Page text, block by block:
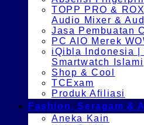
TOPP PRO &
Audio Mixer &
Jasa Pembuatan
PC AIO Merek
iQibla Indonesia |
Smartwatch Islami
Shop & Cool
TCExam
Produk Afiliasi
Fashion, Seragam &
Aneka Kain